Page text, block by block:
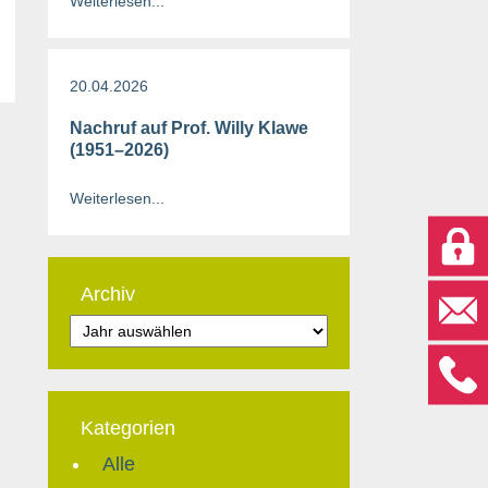
20.04.2026
Nachruf auf Prof. Willy Klawe
(1951–2026)
Weiterlesen...
Archiv
Kategorien
Alle